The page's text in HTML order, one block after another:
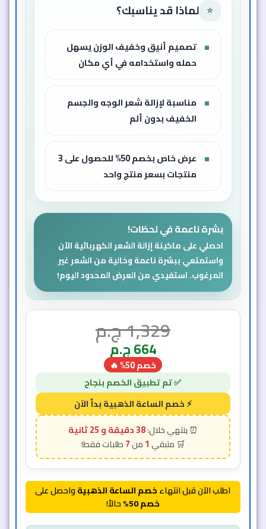
⭐ لماذا قد يناسبك؟
تصميم أنيق وخفيف الوزن يسهل
حمله واستخدامه في أي مكان
مناسبة لإزالة شعر الوجه والجسم
الخفيف بدون ألم
عرض خاص بخصم 50% للحصول على 3
منتجات بسعر منتج واحد
بشرة ناعمة في لحظات!
احصلي على ماكينة إزالة الشعر الكهربائية الآن
واستمتعي ببشرة ناعمة وخالية من الشعر غير
المرغوب. استفيدي من العرض المحدود اليوم!
1,329ج.م
664ج.م
خصم 50% 🔥
38 دقيقة و 23 ثانية
1
7
اطلب الآن قبل انتهاءخصم الساعة الذهبيةواحصل على
خصم 50%
حالاً!